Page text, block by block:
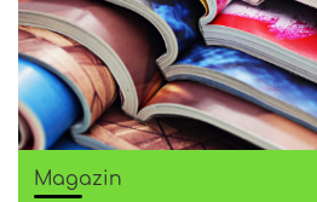
Magazin